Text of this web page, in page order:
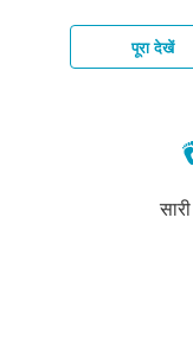
पूरा देखें